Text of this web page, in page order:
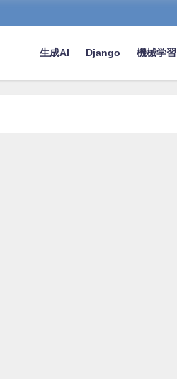
生成AI Django 機械学習